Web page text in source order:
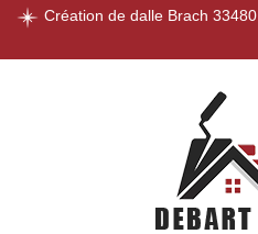
Création de dalle Brach 33480